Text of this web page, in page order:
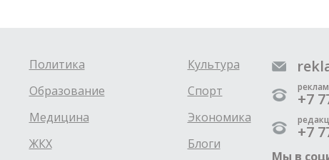
Политика
Образование
Медицина
ЖКХ
Культура
Спорт
Экономика
Блоги
+7
+7
Мы в